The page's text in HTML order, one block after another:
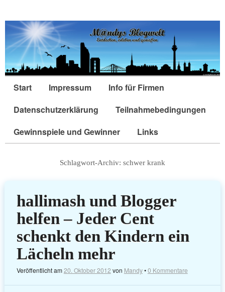
Start Impressum
Info für Firmen
Datenschutzerklärung
Teilnahmebedingungen
Gewinnspiele und Gewinner
Links
Schlagwort-Archiv: schwer krank
hallimash und Blogger
helfen – Jeder Cent
schenkt den Kindern ein
Lächeln mehr
Veröffentlicht am20. Oktober 2012 von Mandy•0 Kommentare